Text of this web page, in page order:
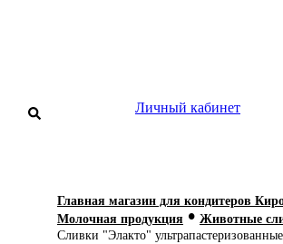
Личный кабинет
Главная магазин для кондитеров
Молочная продукция • Животные
Сливки "Элакто"